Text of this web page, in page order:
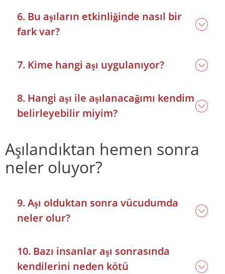
6. Bu aşıların etkinliğinde nasıl bir
fark var?
7. Kime hangi aşı uygulanıyor?
8. Hangi aşı ile aşılanacağımı kendim
belirleyebilir miyim?
Aşılandıktan hemen sonra
neler oluyor?
9. Aşı olduktan sonra vücudumda
neler olur?
10. Bazı insanlar aşı sonrasında
kendilerini neden kötü